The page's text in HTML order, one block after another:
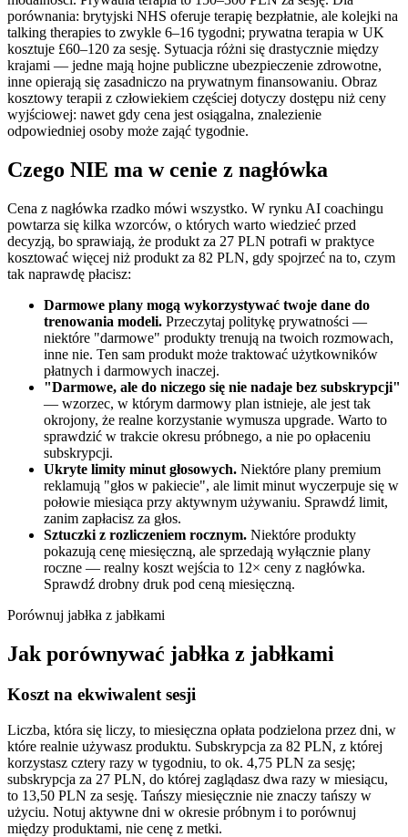
porównania: brytyjski NHS oferuje terapię bezpłatnie, ale kolejki na
talking therapies to zwykle 6–16 tygodni; prywatna terapia w UK
kosztuje £60–120 za sesję. Sytuacja różni się drastycznie między
krajami — jedne mają hojne publiczne ubezpieczenie zdrowotne,
inne opierają się zasadniczo na prywatnym finansowaniu. Obraz
kosztowy terapii z człowiekiem częściej dotyczy dostępu niż ceny
wyjściowej: nawet gdy cena jest osiągalna, znalezienie
odpowiedniej osoby może zająć tygodnie.
Czego NIE ma w cenie z nagłówka
Cena z nagłówka rzadko mówi wszystko. W rynku AI coachingu
powtarza się kilka wzorców, o których warto wiedzieć przed
decyzją, bo sprawiają, że produkt za 27 PLN potrafi w praktyce
kosztować więcej niż produkt za 82 PLN, gdy spojrzeć na to, czym
tak naprawdę płacisz:
Darmowe plany mogą wykorzystywać twoje dane do
trenowania modeli. Przeczytaj politykę prywatności —
niektóre "darmowe" produkty trenują na twoich rozmowach,
inne nie. Ten sam produkt może traktować użytkowników
płatnych i darmowych inaczej.
"Darmowe, ale do niczego się nie nadaje bez subskrypcji"
— wzorzec, w którym darmowy plan istnieje, ale jest tak
okrojony, że realne korzystanie wymusza upgrade. Warto to
sprawdzić w trakcie okresu próbnego, a nie po opłaceniu
subskrypcji.
Ukryte limity minut głosowych. Niektóre plany premium
reklamują "głos w pakiecie", ale limit minut wyczerpuje się w
połowie miesiąca przy aktywnym używaniu. Sprawdź limit,
zanim zapłacisz za głos.
Sztuczki z rozliczeniem rocznym. Niektóre produkty
pokazują cenę miesięczną, ale sprzedają wyłącznie plany
roczne — realny koszt wejścia to 12× ceny z nagłówka.
Sprawdź drobny druk pod ceną miesięczną.
Porównuj jabłka z jabłkami
Jak porównywać jabłka z jabłkami
Koszt na ekwiwalent sesji
Liczba, która się liczy, to miesięczna opłata podzielona przez dni, w
które realnie używasz produktu. Subskrypcja za 82 PLN, z której
korzystasz cztery razy w tygodniu, to ok. 4,75 PLN za sesję;
subskrypcja za 27 PLN, do której zaglądasz dwa razy w miesiącu,
to 13,50 PLN za sesję. Tańszy miesięcznie nie znaczy tańszy w
użyciu. Notuj aktywne dni w okresie próbnym i to porównuj
między produktami, nie cenę z metki.